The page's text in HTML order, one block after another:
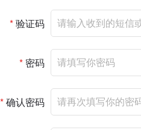
*验证码
* 密码
*确认密码